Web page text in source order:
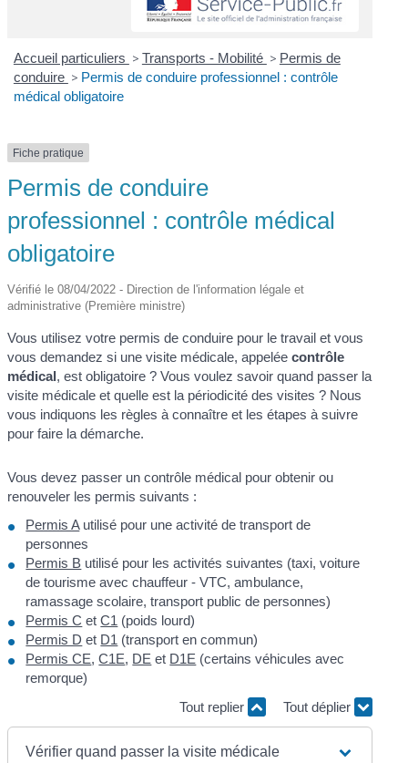
Accueil particuliers > Transports - Mobilité > Permis de
conduire > Permis de conduire professionnel : contrôle
médical obligatoire
Fiche pratique
Permis de conduire
professionnel : contrôle médical
obligatoire
Vérifié le 08/04/2022 - Direction de l'information légale et
administrative (Première ministre)
Vous utilisez votre permis de conduire pour le travail et vous
vous demandez si une visite médicale, appeléecontrôle
médical, est obligatoire ? Vous voulez savoir quand passer la
visite médicale et quelle est la périodicité des visites ? Nous
vous indiquons les règles à connaître et les étapes à suivre
pour faire la démarche.
Vous devez passer un contrôle médical pour obtenir ou
renouveler les permis suivants :
Permis Autilisé pour une activité de transport de
personnes
Permis B utilisé pour les activités suivantes (taxi, voiture
de tourisme avec chauffeur - VTC, ambulance,
ramassage scolaire, transport public de personnes)
Permis C etC1 (poids lourd)
Permis D et D1 (transport en commun)
Permis CE,C1E, DE et D1E (certains véhicules avec
remorque)
Tout replier
Tout déplier
Vérifier quand passer la visite médicale